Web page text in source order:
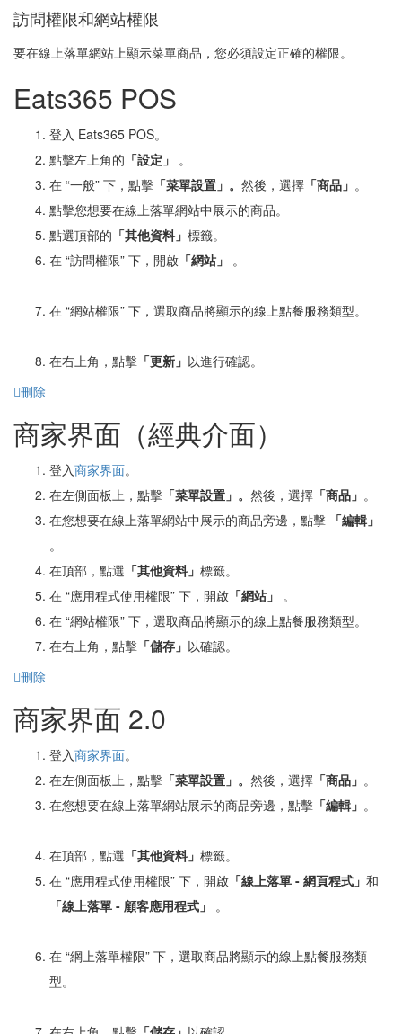
訪問權限和網站權限
要在線上落單網站上顯示菜單商品，您必須設定正確的權限。
Eats365 POS
登入 Eats365 POS。
點擊左上角的 「設定」 。
在 “一般” 下，點擊 「菜單設置」。 然後，選擇 「商品」 。
點擊您想要在線上落單網站中展示的商品。
點選頂部的 「其他資料」 標籤。
在 “訪問權限” 下，開啟 「網站」 。
在 “網站權限” 下，選取商品將顯示的線上點餐服務類型。
在右上角，點擊 「更新」 以進行確認。
刪除
商家界面（經典介面）
登入商家界面。
在左側面板上，點擊 「菜單設置」。 然後，選擇 「商品」 。
在您想要在線上落單網站中展示的商品旁邊，點擊 「編輯」
。
在頂部，點選 「其他資料」 標籤。
在 “應用程式使用權限” 下，開啟 「網站」 。
在 “網站權限” 下，選取商品將顯示的線上點餐服務類型。
在右上角，點擊 「儲存」 以確認。
刪除
商家界面 2.0
登入商家界面。
在左側面板上，點擊 「菜單設置」。 然後，選擇 「商品」 。
在您想要在線上落單網站展示的商品旁邊，點擊 「編輯」 。
在頂部，點選 「其他資料」 標籤。
在 “應用程式使用權限” 下，開啟 「線上落單 - 網頁程式」 和
「線上落單 - 顧客應用程式」 。
在 “網上落單權限” 下，選取商品將顯示的線上點餐服務類
型。